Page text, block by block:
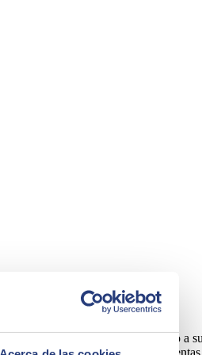
eligió la tecnología Drupal debido a
del usuario, aumentar las